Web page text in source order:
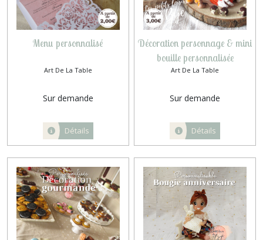
Menu personnalisé
Art De La Table
Sur demande
Détails
Décoration personnage & mini
bouille personnalisée
Art De La Table
Sur demande
Détails